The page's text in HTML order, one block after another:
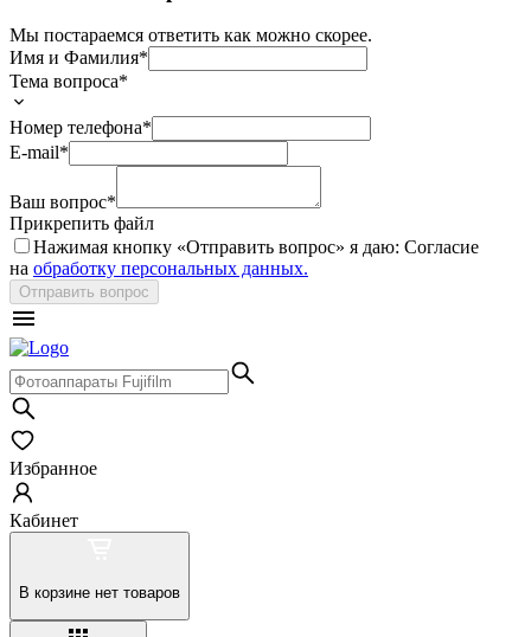
Мы постараемся ответить как можно скорее.
Имя и Фамилия*
Тема вопроса*
Номер телефона*
E-mail*
Ваш вопрос*
Прикрепить файл
Нажимая кнопку «Отправить вопрос» я даю: Согласие
на обработку персональных данных.
Отправить вопрос
Избранное
Кабинет
В корзине нет товаров